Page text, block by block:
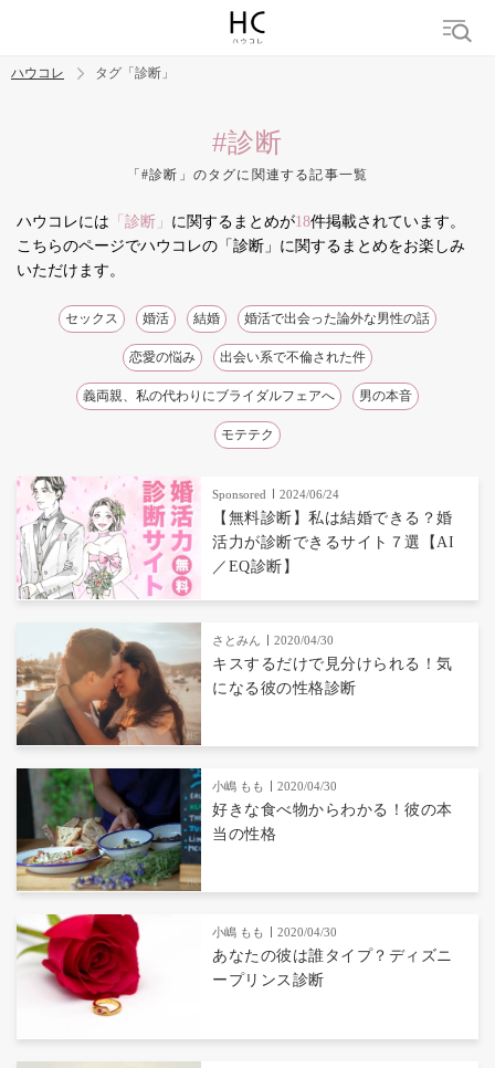
結婚 セックス カップル 男の本音 モテテク 婚活
ハウコレ タグ「診断」
#診断
「#診断」のタグに関連する記事一覧
ハウコレには 「診断」 に関するまとめが18件掲載されています。
こちらのページでハウコレの「診断」に関するまとめをお楽しみ
いただけます。
セックス 婚活 結婚 婚活で出会った論外な男性の話
恋愛の悩み 出会い系で不倫された件
義両親、私の代わりにブライダルフェアへ 男の本音
モテテク
Sponsored 2024/06/24
【無料診断】私は結婚できる？婚
活力が診断できるサイト７選【AI
／EQ診断】
さとみん 2020/04/30
キスするだけで見分けられる！気
になる彼の性格診断
小嶋 もも 2020/04/30
好きな食べ物からわかる！彼の本
当の性格
小嶋 もも 2020/04/30
あなたの彼は誰タイプ？ディズニ
ープリンス診断